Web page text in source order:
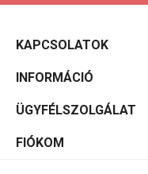
KAPCSOLATOK
INFORMÁCIÓ
ÜGYFÉLSZOLGÁLAT
FIÓKOM